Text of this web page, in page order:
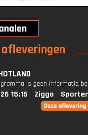
is geen informatie
15:15 Ziggo